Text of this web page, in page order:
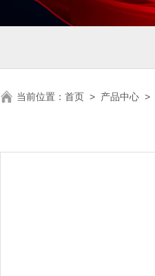
当前位置： 首页 > 产品中心 >